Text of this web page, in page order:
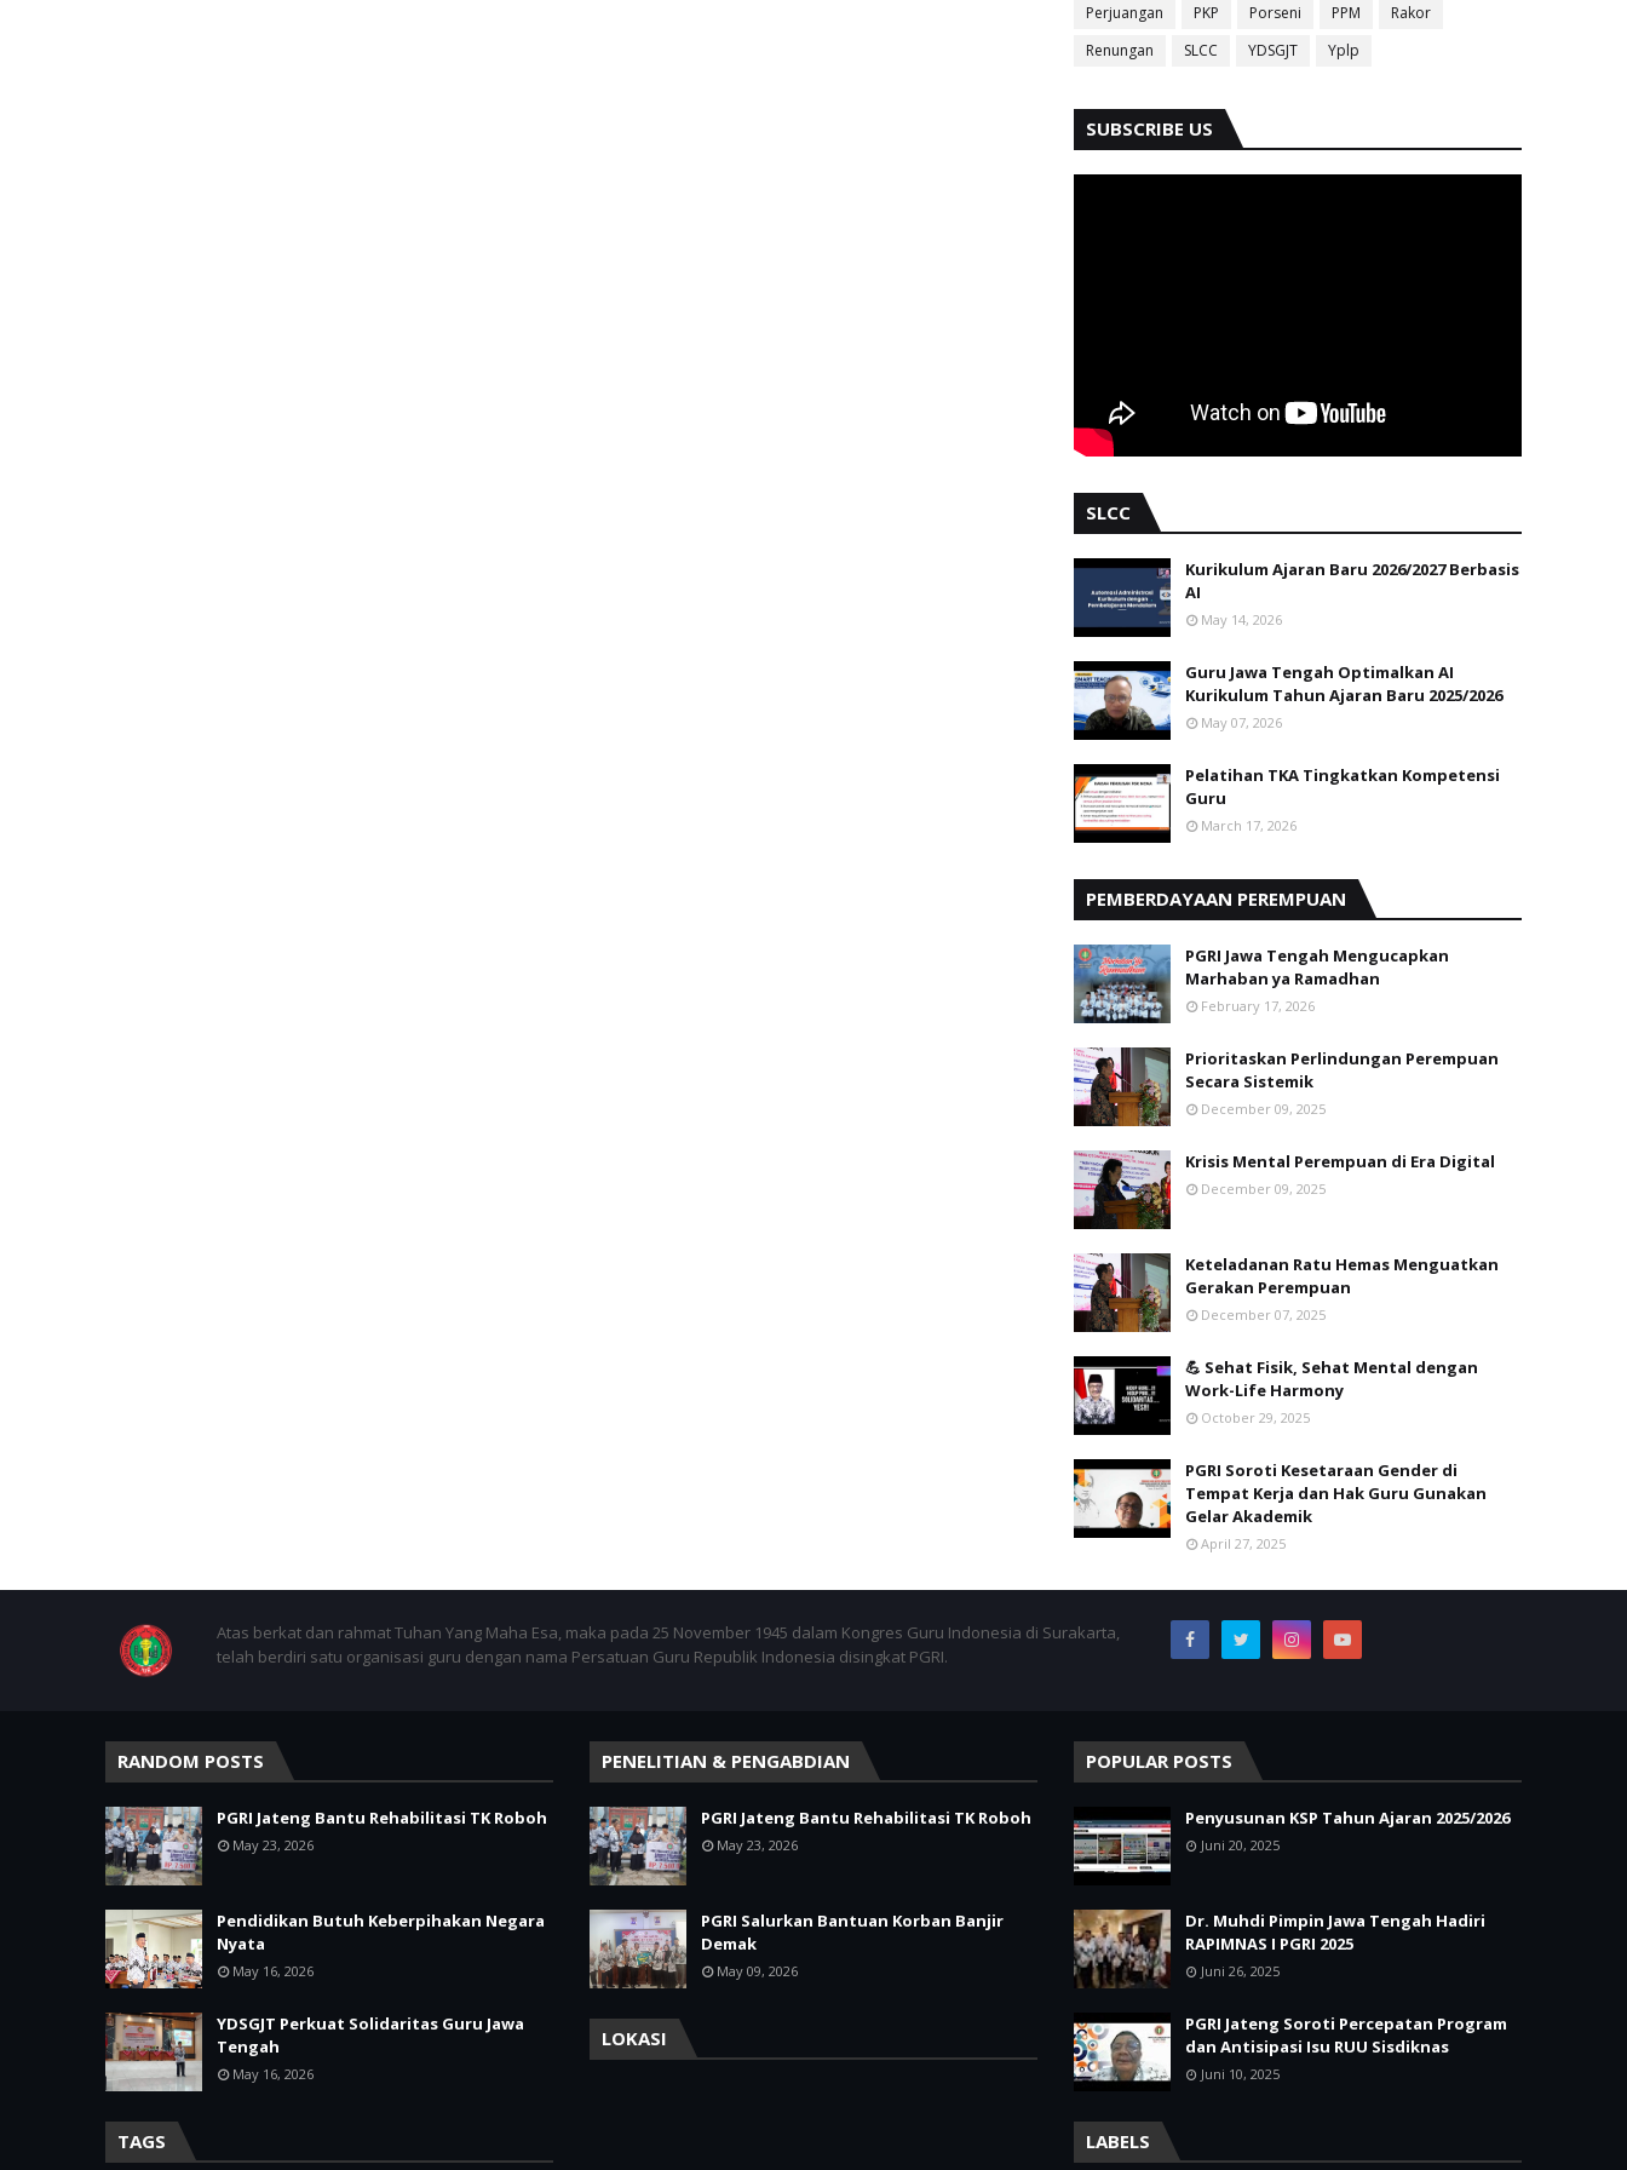
Perjuangan PKP Porseni PPM
Rakor
Renungan
SLCC YDSGJT Yplp
SUBSCRIBE US
SLCC
Kurikulum Ajaran Baru 2026/2027 Berbasis
AI
May 14, 2026
Guru Jawa Tengah Optimalkan AI
Kurikulum Tahun Ajaran Baru 2025/2026
May 07, 2026
Pelatihan TKA Tingkatkan Kompetensi
Guru
March 17, 2026
PEMBERDAYAAN PEREMPUAN
PGRI Jawa Tengah Mengucapkan
Marhaban ya Ramadhan
February 17, 2026
Prioritaskan Perlindungan Perempuan
Secara Sistemik
December 09, 2025
Krisis Mental Perempuan di Era Digital
December 09, 2025
Keteladanan Ratu Hemas Menguatkan
Gerakan Perempuan
December 07, 2025
💪 Sehat Fisik, Sehat Mental dengan
Work-Life Harmony
October 29, 2025
PGRI Soroti Kesetaraan Gender di
Tempat Kerja dan Hak Guru Gunakan
Gelar Akademik
April 27, 2025
Atas berkat dan rahmat Tuhan Yang Maha Esa, maka pada 25 November 1945 dalam Kongres Guru Indonesia di Surakarta,
telah berdiri satu organisasi guru dengan nama Persatuan Guru Republik Indonesia disingkat PGRI.
RANDOM POSTS
PGRI Jateng Bantu Rehabilitasi TK Roboh
May 23, 2026
Pendidikan Butuh Keberpihakan Negara
Nyata
May 16, 2026
YDSGJT Perkuat Solidaritas Guru Jawa
Tengah
May 16, 2026
TAGS
PENELITIAN & PENGABDIAN
PGRI Jateng Bantu Rehabilitasi TK Roboh
May 23, 2026
PGRI Salurkan Bantuan Korban Banjir
Demak
May 09, 2026
LOKASI
POPULAR POSTS
Penyusunan KSP Tahun Ajaran 2025/2026
Juni 20, 2025
Dr. Muhdi Pimpin Jawa Tengah Hadiri
RAPIMNAS I PGRI 2025
Juni 26, 2025
PGRI Jateng Soroti Percepatan Program
dan Antisipasi Isu RUU Sisdiknas
Juni 10, 2025
LABELS